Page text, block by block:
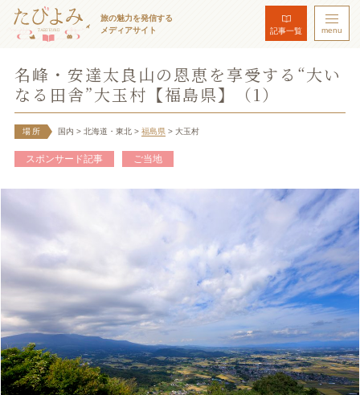
旅の魅力を発信する
メディアサイト
記事一覧 menu
名峰・安達太良山の恩恵を享受する“大い
なる田舎”大玉村【福島県】（1）
場所 国内 > 北海道・東北 > 福島県 > 大玉村
スポンサード記事 ご当地